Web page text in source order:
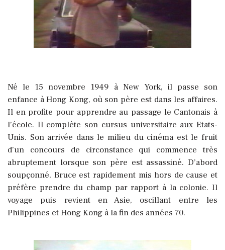
Né le 15 novembre 1949 à New York, il passe son
enfance à Hong Kong, où son père est dans les affaires.
Il en profite pour apprendre au passage le Cantonais à
l’école. Il complète son cursus universitaire aux Etats-
Unis. Son arrivée dans le milieu du cinéma est le fruit
d’un concours de circonstance qui commence très
abruptement lorsque son père est assassiné. D’abord
soupçonné, Bruce est rapidement mis hors de cause et
préfère prendre du champ par rapport à la colonie. Il
voyage puis revient en Asie, oscillant entre les
Philippines et Hong Kong à la fin des années 70.